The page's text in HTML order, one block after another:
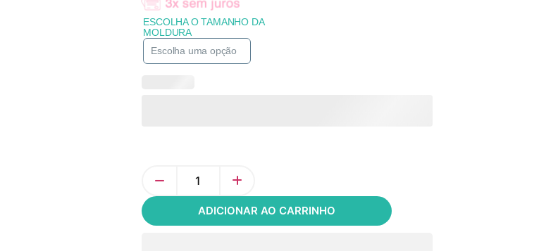
ESCOLHA O TAMANHO DA
MOLDURA
ADICIONAR AO CARRINHO